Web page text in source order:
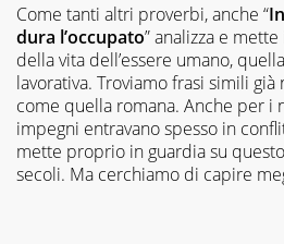
Come tanti altri proverbi, anche “
dura l’occupato” analizza e
della vita dell’essere umano,
lavorativa. Troviamo frasi simili
come quella romana. Anche per i
impegni entravano spesso in
mette proprio in guardia su
secoli. Ma cerchiamo di capire